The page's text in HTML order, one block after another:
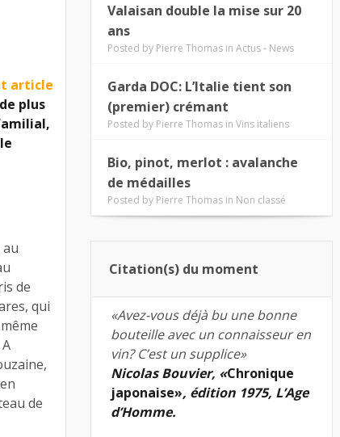
article
plus
de
qui
de
Valaisan double la mise sur 20
ans
Posted by Pierre Thomas in Actus - News
Garda DOC: L’Italie tient son
(premier) crémant
Posted by Pierre Thomas in Vins italiens
Bio, pinot, merlot : avalanche
de médailles
Posted by Pierre Thomas in Non classé
Citation(s) du moment
«Avez-vous déjà bu une bonne
bouteille avec un connaisseur en
vin? C’est un supplice»
Nicolas Bouvier, «Chronique
japonaise», édition 1975, L’Age
d’Homme.